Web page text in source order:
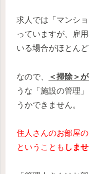
求人では「マンシ
っていますが、雇
いる場合がほとんど
なので、 ＜掃除＞
うな「施設の管理
うかできません。
住人さんのお部屋
ということも しま